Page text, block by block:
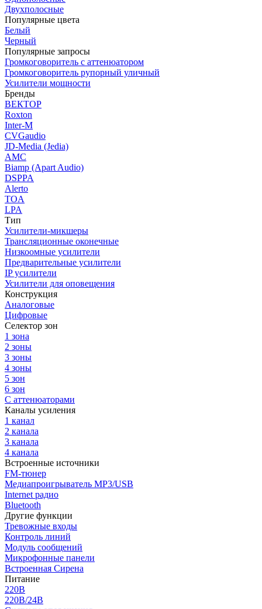
Двухполосные
Популярные цвета
Белый
Черный
Популярные запросы
Громкоговоритель с аттенюатором
Громкоговоритель рупорный уличный
Усилители мощности
Бренды
ВЕКТОР
Roxton
Inter-M
CVGaudio
JD-Media (Jedia)
AMC
Biamp (Apart Audio)
DSPPA
Alerto
TOA
LPA
Тип
Усилители-микшеры
Трансляционные оконечные
Низкоомные усилители
Предварительные усилители
IP усилители
Усилители для оповещения
Конструкция
Аналоговые
Цифровые
Селектор зон
1 зона
2 зоны
3 зоны
4 зоны
5 зон
6 зон
С аттенюаторами
Каналы усиления
1 канал
2 канала
3 канала
4 канала
Встроенные источники
FM-тюнер
Медиапроигрыватель MP3/USB
Internet радио
Bluetooth
Другие функции
Тревожные входы
Контроль линий
Модуль сообщений
Микрофонные панели
Встроенная Сирена
Питание
220В
220В/24В